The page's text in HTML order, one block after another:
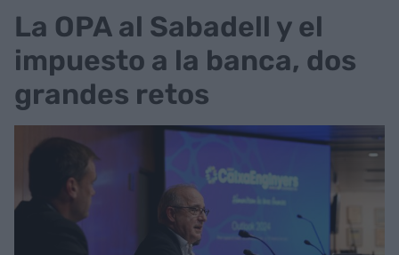
La OPA al Sabadell y el
impuesto a la banca, dos
grandes retos